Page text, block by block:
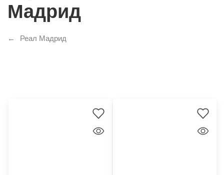
Мадрид
Реал Мадрид